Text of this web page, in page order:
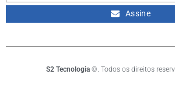
Assine
S2 Tecnologia ©. Todos os direitos